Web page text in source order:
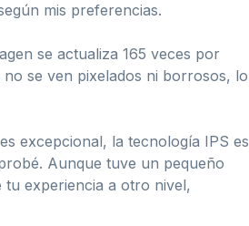
mis preferencias.
se actualiza 165 veces por
se ven pixelados ni borrosos, lo
excepcional, la tecnología IPS es
Aunque tuve un pequeño
tu experiencia a otro nivel,